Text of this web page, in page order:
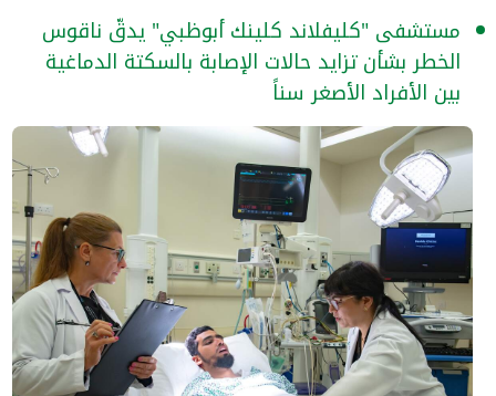
مستشفى "كليفلاند كلينك أبوظبي" يدقّ ناقوس
الخطر بشأن تزايد حالات الإصابة بالسكتة الدماغية
بين الأفراد الأصغر سناً